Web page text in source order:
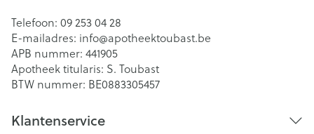
Telefoon: 09 253 04 28
E-mailadres: info@apotheektoubast.be
APB nummer: 441905
Apotheek titularis: S. Toubast
BTW nummer: BE0883305457
Klantenservice